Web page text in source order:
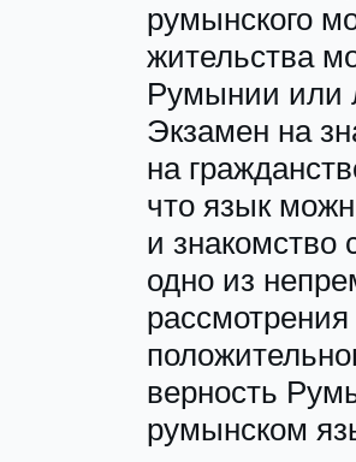
румынского
жительства
Румынии или
Экзамен на
на
что язык
и знакомство
одно из
верность
румынском